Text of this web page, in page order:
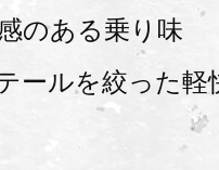
のある乗り味
ールを絞った